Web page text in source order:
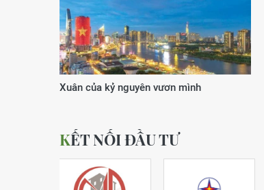
Xuân của kỷ nguyên vươn mình
KẾT NỐI ĐẦU TƯ